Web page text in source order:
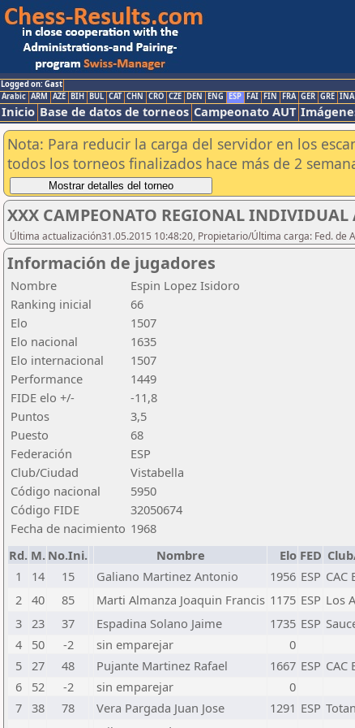
Logged on: Gast
Arabic ARM AZE BIH BUL CAT CHN CRO CZE DEN ENG ESP FAI FIN FRA GER GRE INA
Inicio Base de datos de torneos Campeonato AUT
Nota: Para reducir la carga del servidor en los
todos los torneos finalizados hace más de 2
XXX CAMPEONATO REGIONAL
Última actualización31.05.2015 10:48:20, Propietario/Última carga: Fed. de
Información de jugadores
Nombre
Espin Lopez Isidoro
Ranking inicial
66
Elo
1507
Elo nacional
1635
Elo internacional
1507
Performance
1449
FIDE elo +/-
-11,8
Puntos
3,5
Puesto
68
Federación
ESP
Club/Ciudad
Vistabella
Código nacional
5950
Código FIDE
32050674
Fecha de nacimiento 1968
Rd. M. No.Ini. Nombre Elo FED
1
14 15 Galiano Martinez Antonio 1956 ESP CAC
2 40 85 Marti Almanza Joaquin Francis 1175 ESP Los
3 23 37 Espadina Solano Jaime 1735 ESP
4
50 -2 sin emparejar 0
5 27 48 Pujante Martinez Rafael 1667 ESP CAC
6
52 -2 sin emparejar 0
7 38 78 Vera Pargada Juan Jose 1291 ESP